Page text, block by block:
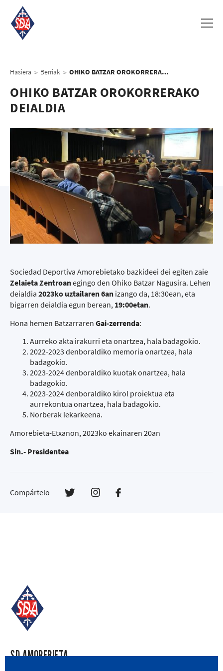
Hasiera > Berriak > OHIKO BATZAR OROKORRERAKO DEIALDIA
OHIKO BATZAR OROKORRERAKO
DEIALDIA
Sociedad Deportiva Amorebietako bazkideei dei egiten zaie
Zelaieta Zentroanegingo den Ohiko Batzar Nagusira. Lehen
deialdia 2023ko uztailaren 6an izango da, 18:30ean, eta
bigarren deialdia egun berean, 19:00etan.
Hona hemen Batzarraren Gai-zerrenda:
Aurreko akta irakurri eta onartzea, hala badagokio.
2022-2023 denboraldiko memoria onartzea, hala
badagokio.
2023-2024 denboraldiko kuotak onartzea, hala
badagokio.
2023-2024 denboraldiko kirol proiektua eta
aurrekontua onartzea, hala badagokio.
Norberak lekarkeena.
Amorebieta-Etxanon, 2023ko ekainaren 20an
Sin.- Presidentea
Compártelo
SD AMOREBIETA